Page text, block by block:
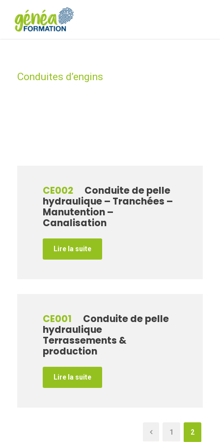
Conduites d’engins
CE002
Conduite de pelle
hydraulique – Tranchées –
Manutention –
Canalisation
Lire la suite
CE001
Conduite de pelle
hydraulique
Terrassements &
production
Lire la suite
1 2